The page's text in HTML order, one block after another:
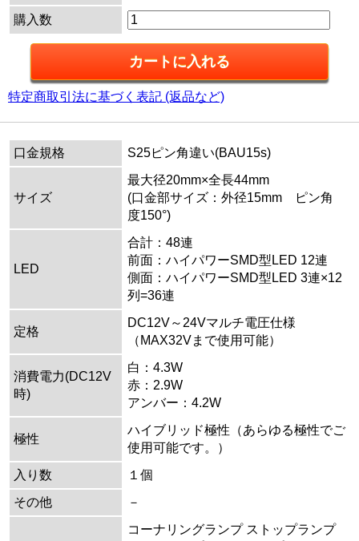
購入数
特定商取引法に基づく表記 (返品など)
口金規格 S25ピン角違い(BAU15s)
サイズ
最大径20mm×全長44mm
(口金部サイズ：外径15mm ピン角
度150°)
LED
合計：48連
前面：ハイパワーSMD型LED 12連
側面：ハイパワーSMD型LED 3連×12
列=36連
定格
DC12V～24Vマルチ電圧仕様
（MAX32Vまで使用可能）
消費電力(DC12V
時)
白：4.3W
赤：2.9W
アンバー：4.2W
極性
ハイブリッド極性（あらゆる極性でご
使用可能です。）
入り数
１個
その他
－
コーナリングランプ ストップランプ